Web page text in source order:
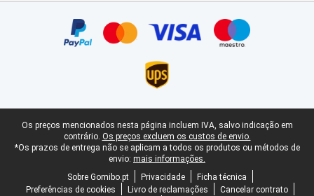
Rodapé legal
Os preços mencionados nesta página incluem IVA, salvo indicação em
contrário. Os preços excluem os custos de envio.
*Os prazos de entrega não se aplicam a todos os produtos ou métodos de
envio: mais informações.
Sobre Gomibo.pt
Privacidade
Ficha técnica
Preferências de cookies
Livro de reclamações
Cancelar contrato